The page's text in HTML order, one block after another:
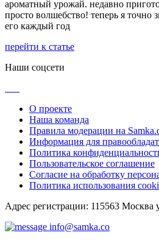
ароматный урожай. недавно
просто волшебство! теперь я точно
его каждый год
перейти к статье
Наши соцсети
О проекте
Наша команда
Правила модерации на
Информация для
Политика
Пользовательское соглашение
Согласие на обработку
Политика использования
Адрес регистрации: 115563 Москва
info@samka.co